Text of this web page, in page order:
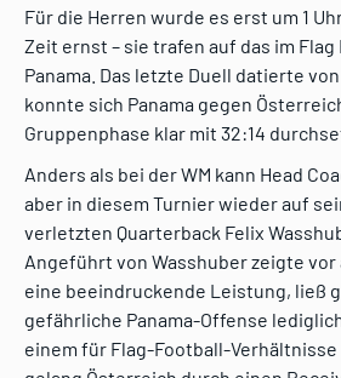
Für die Herren wurde es erst um 1
Zeit ernst – sie trafen auf das im
Panama. Das letzte Duell datierte
konnte sich Panama gegen
Gruppenphase klar mit 32:14
Anders als bei der WM kann Head
aber in diesem Turnier wieder auf
verletzten Quarterback Felix
Angeführt von Wasshuber zeigte vor
eine beeindruckende Leistung, ließ
gefährliche Panama-Offense
einem für Flag-Football-